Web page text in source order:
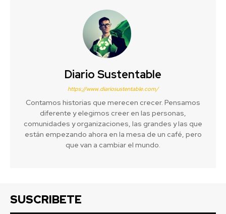
Diario Sustentable
https://www.diariosustentable.com/
Contamos historias que merecen crecer. Pensamos
diferente y elegimos creer en las personas,
comunidades y organizaciones, las grandes y las que
están empezando ahora en la mesa de un café, pero
que van a cambiar el mundo.
SUSCRIBETE